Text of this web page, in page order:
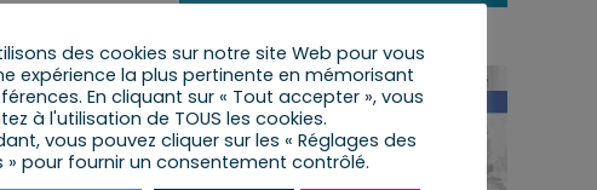
des cookies sur notre site Web pour vous
expérience la plus pertinente en mémorisant
En cliquant sur « Tout accepter », vous
à l'utilisation de TOUS les cookies.
vous pouvez cliquer sur les « Réglages des
» pour fournir un consentement contrôlé.